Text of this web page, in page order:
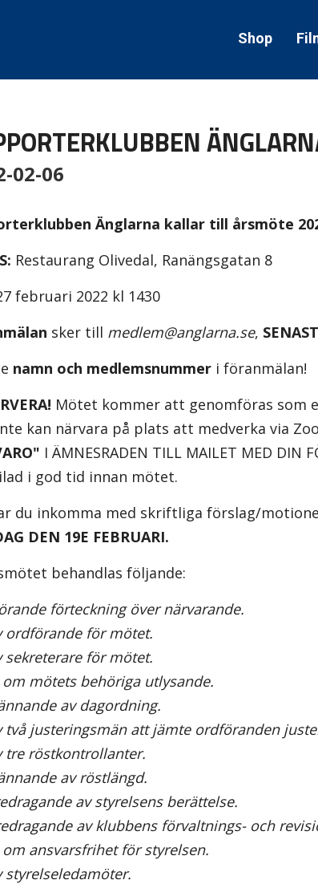
Shop
02-06
Änglarna kallar till årsmöte
Restaurang Olivedal, Ranängsgatan 8
februari 2022 kl 1430
sker till medlem@anglarna.se,
namn och medlemsnummeri föranmälan!
Mötet kommer att genomföras som
kan närvara på plats att medverka via
I ÄMNESRADEN TILL MAILET MED
i god tid innan mötet.
du inkomma med skriftliga förslag/
DEN 19E FEBRUARI.
behandlas följande:
förteckning över närvarande.
ordförande för mötet.
sekreterare för mötet.
om mötets behöriga utlysande.
av dagordning.
två justeringsmän att jämte ordföranden
tre röstkontrollanter.
av röstlängd.
av styrelsens berättelse.
av klubbens förvaltnings- och
om ansvarsfrihet för styrelsen.
styrelseledamöter.